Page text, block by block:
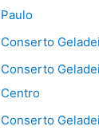
Paulo
Conserto
Conserto
Centro
Conserto